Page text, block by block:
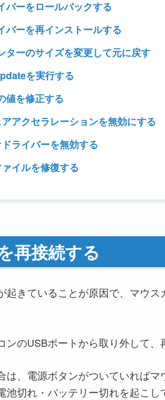
バーをロールバックする
バーを再インストールする
ターのサイズを変更して元に戻す
を実行する
値を修正する
アクセラレーションを無効にする
ライバーを無効する
イルを修復する
再接続する
起きていることが原因で、マウ
のUSBポートから取り外して、
は、電源ボタンがついていれば
池切れ・バッテリー切れを起こ